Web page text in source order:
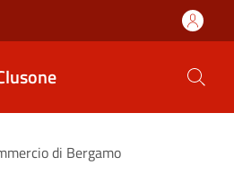
di Bergamo